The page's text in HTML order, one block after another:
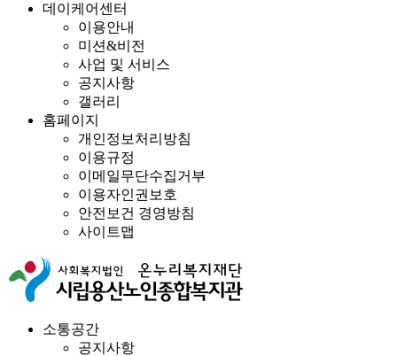
데이케어센터
이용안내
미션&비전
사업 및 서비스
공지사항
갤러리
홈페이지
개인정보처리방침
이용규정
이메일무단수집거부
이용자인권보호
안전보건 경영방침
사이트맵
소통공간
공지사항